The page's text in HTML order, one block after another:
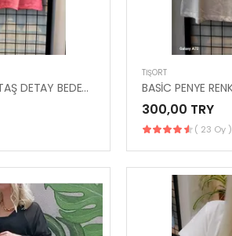
BASİC PENYE CEP TAŞ DETAY BEDENLERİ S M L XL
TIŞÖRT
300,00 TRY
( 23 Oy )